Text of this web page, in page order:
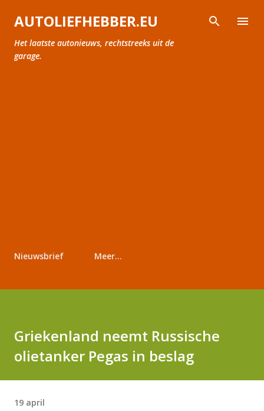
Doorgaan naar hoofdcontent
AUTOLIEFHEBBER.EU
Het laatste autonieuws, rechtstreeks uit de
garage.
Nieuwsbrief Meer…
Griekenland neemt Russische
olietanker Pegas in beslag
19 april